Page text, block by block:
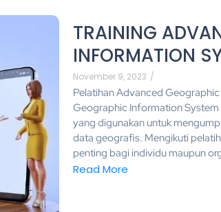
TRAINING
INFORMATION
November 9, 2023 /
Pelatihan Advanced
Geographic Information
yang digunakan untuk
data geografis. Mengikuti
penting bagi individu maupun
Read More